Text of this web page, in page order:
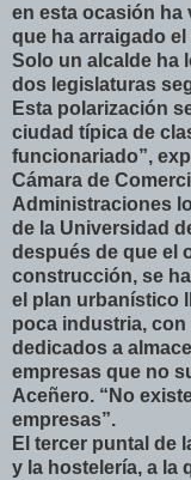
en esta ocasión ha
que ha arraigado
Solo un alcalde ha
dos legislaturas
Esta polarización
ciudad típica de
funcionariado”,
Cámara de
Administraciones
de la Universidad
después de que el
construcción, se
el plan urbanístico
poca industria,
dedicados a
empresas que no
Aceñero. “No
empresas”.
El tercer puntal de
y la hostelería, a la